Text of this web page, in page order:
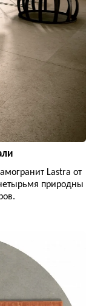
Lastra от
природны